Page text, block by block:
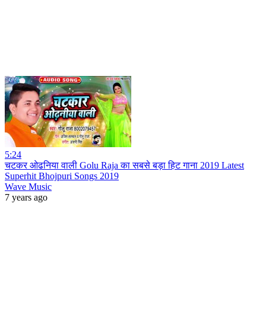
5:24
चटकर ओढनिया वाली Golu Raja का सबसे बड़ा हिट गाना 2019 Latest
Superhit Bhojpuri Songs 2019
Wave Music
7 years ago